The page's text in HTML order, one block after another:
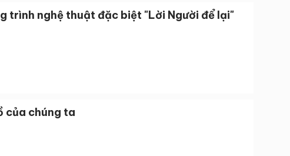
trình nghệ thuật đặc biệt "Lời Người để lại"
của chúng ta